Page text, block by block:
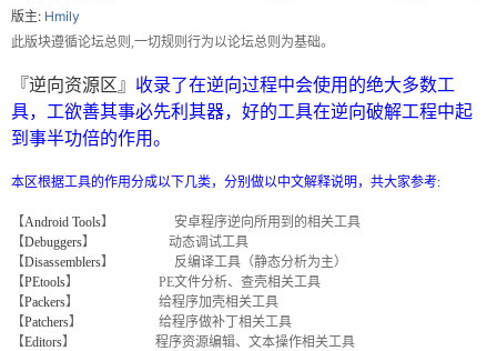
吾 » › ›
版主: Hmily
此版块遵循论坛总则,一切规则行为以论坛总则为基础。
『逆向资源区』 收录了在逆向过程中会使用的绝大多数工
具，工欲善其事必先利其器，好的工具在逆向破解工程中起
到事半功倍的作用。
本区根据工具的作用分成以下几类，分别做以中文解释说明，共大家参考:
【Android Tools】 安卓程序逆向所用到的相关工具
【Debuggers】 动态调试工具
【Disassemblers】 反编译工具（静态分析为主）
【PEtools】 PE文件分析、查壳相关工具
【Packers】 给程序加壳相关工具
【Patchers】 给程序做补丁相关工具
【Editors】 程序资源编辑、文本操作相关工具